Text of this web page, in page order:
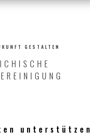
GESTALTEN
unterstützen